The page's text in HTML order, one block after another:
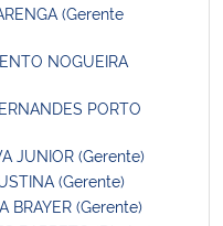
(Gerente
NOGUEIRA
PORTO
JUNIOR (Gerente)
(Gerente)
BRAYER (Gerente)